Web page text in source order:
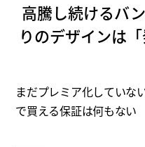
高騰し続けるバ
りのデザインは
まだプレミア化していな
で買える保証は何もない